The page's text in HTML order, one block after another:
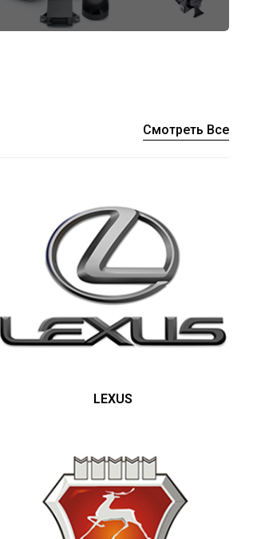
Смотреть Все
LEXUS